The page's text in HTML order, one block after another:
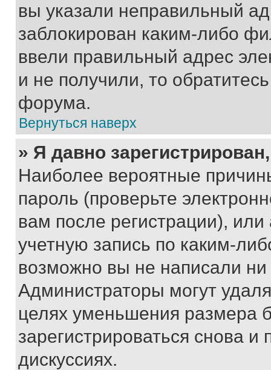
вы указали неправильный
заблокирован каким-либо
ввели правильный адрес
и не получили, то
форума.
Вернуться наверх
» Я давно
Наиболее вероятные
пароль (проверьте
вам после регистрации),
учетную запись по каким-
возможно вы не написали
Администраторы могут
целях уменьшения размера
зарегистрироваться снова и
дискуссиях.